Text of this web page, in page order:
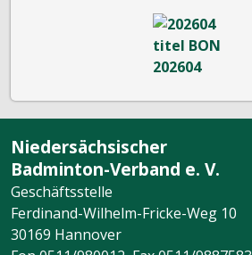
Niedersächsischer
Badminton-Verband e. V.
Geschäftsstelle
Ferdinand-Wilhelm-Fricke-Weg 10
30169 Hannover